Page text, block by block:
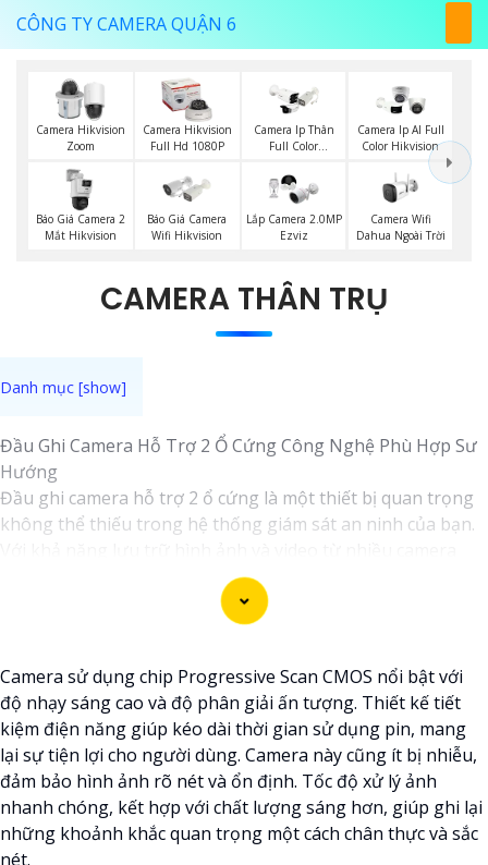
CÔNG TY CAMERA QUẬN 6
Camera Hikvision
Zoom
Camera Hikvision
Full Hd 1080P
Camera Ip Thân
Full Color
Camera Ip AI Full
Color Hikvision
Báo Giá Camera 2
Mắt Hikvision
Báo Giá Camera
Wifi Hikvision
Lắp Camera 2.0MP
Ezviz
Camera Wifi
Dahua Ngoài Trời
CAMERA THÂN TRỤ
Đầu Ghi Camera Hỗ Trợ 2 Ổ Cứng Công Nghệ Phù Hợp Sư
Hướng
Đầu ghi camera hỗ trợ 2 ổ cứng là một thiết bị quan trọng
không thể thiếu trong hệ thống giám sát an ninh của bạn.
cùng một lúc, đầu ghi này giúp bạn quản lý và theo dõi các
hoạt động trong và ngoài nhà một cách hiệu quả.
Công nghệ mới nhất được áp dụng vào đầu ghi camera này
ổ cứng cho phép bạn mở rộng không gian lưu trữ mà
không cần lo lắng về việc ghi đè dữ liệu quan trọng.
Nếu bạn đang tìm kiếm một giải pháp giám sát an ninh
thông minh và tiện lợi, đầu ghi camera hỗ trợ 2 ổ cứng
công nghệ phù hợp sẽ là sự lựa chọn hoàn hảo cho nhu
cầu của bạn. Hãy đầu tư vào sản phẩm này để bảo vệ và
giám sát nhà ở, cửa hàng hoặc văn phòng của bạn một cách
Camera sử dụng chip Progressive Scan CMOS nổi bật với
độ nhạy sáng cao và độ phân giải ấn tượng. Thiết kế tiết
kiệm điện năng giúp kéo dài thời gian sử dụng pin, mang
lại sự tiện lợi cho người dùng. Camera này cũng ít bị nhiễu,
đảm bảo hình ảnh rõ nét và ổn định. Tốc độ xử lý ảnh
nhanh chóng, kết hợp với chất lượng sáng hơn, giúp ghi lại
những khoảnh khắc quan trọng một cách chân thực và sắc
nét.